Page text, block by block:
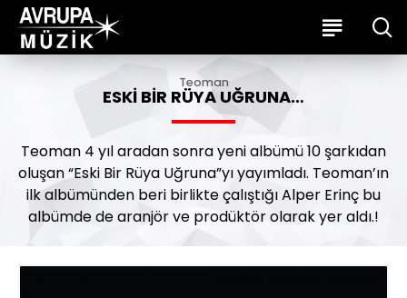
Teoman
ESKI BIR RÜYA UĞRUNA…
Teoman 4 yıl aradan sonra yeni albümü 10 şarkıdan
oluşan “Eski Bir Rüya Uğruna”yı yayımladı. Teoman’ın
ilk albümünden beri birlikte çalıştığı Alper Erinç bu
albümde de aranjör ve prodüktör olarak yer aldı.!